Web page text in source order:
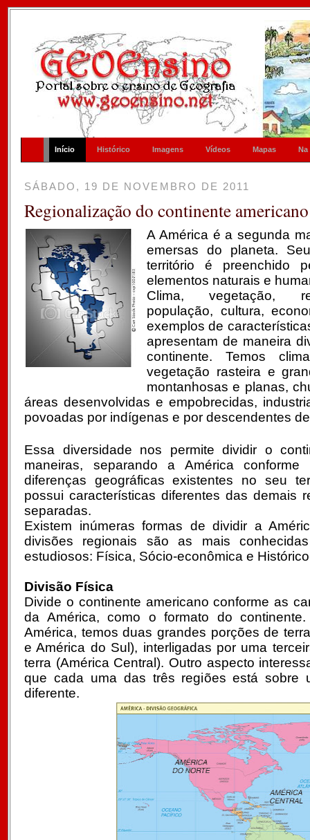
Início Histórico Imagens Vídeos Mapas Na
SÁBADO, 19 DE NOVEMBRO DE 2011
Regionalização do continente americano
A América é a segunda
emersas do planeta.
território é preenchido
elementos naturais e
Clima, vegetação,
população, cultura,
exemplos de
apresentam de maneira
continente. Temos
vegetação rasteira e
montanhosas e planas,
áreas desenvolvidas e empobrecidas,
povoadas por indígenas e por descendentes
Essa diversidade nos permite dividir o
maneiras, separando a América
diferenças geográficas existentes no seu
possui características diferentes das demais
separadas.
Existem inúmeras formas de dividir a
divisões regionais são as mais
estudiosos: Física, Sócio-econômica e
Divisão Física
Divide o continente americano conforme as
da América, como o formato do
América, temos duas grandes porções de
e América do Sul), interligadas por uma
terra (América Central). Outro aspecto
que cada uma das três regiões está sobre
diferente.